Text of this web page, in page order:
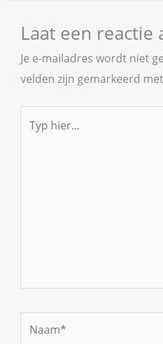
Laat een reactie
Je e-mailadres wordt niet
velden zijn gemarkeerd met
hier...
Naam*